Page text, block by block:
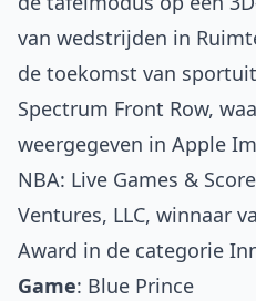
van wedstrijden in
de toekomst van
Spectrum Front Row,
weergegeven in Apple
NBA: Live Games &
Ventures, LLC, winnaar
Award in de categorie
Game: Blue Prince